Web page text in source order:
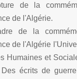
de la
de l'Algérie.
de la
de l'Algérie
Humaines et
Des écrits de